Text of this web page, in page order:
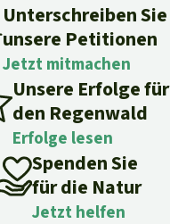
Landraub
Wilderei
Staudämme
Straßen
Lateinamerika
Unterschreiben Sie
unsere Petitionen
Jetzt mitmachen
Unsere Erfolge für
den Regenwald
Erfolge lesen
Spenden Sie
für die Natur
Jetzt helfen